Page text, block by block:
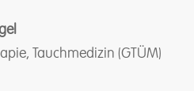
Tauchmedizin (GTÜM)